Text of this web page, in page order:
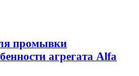
промывки
агрегата Alfa